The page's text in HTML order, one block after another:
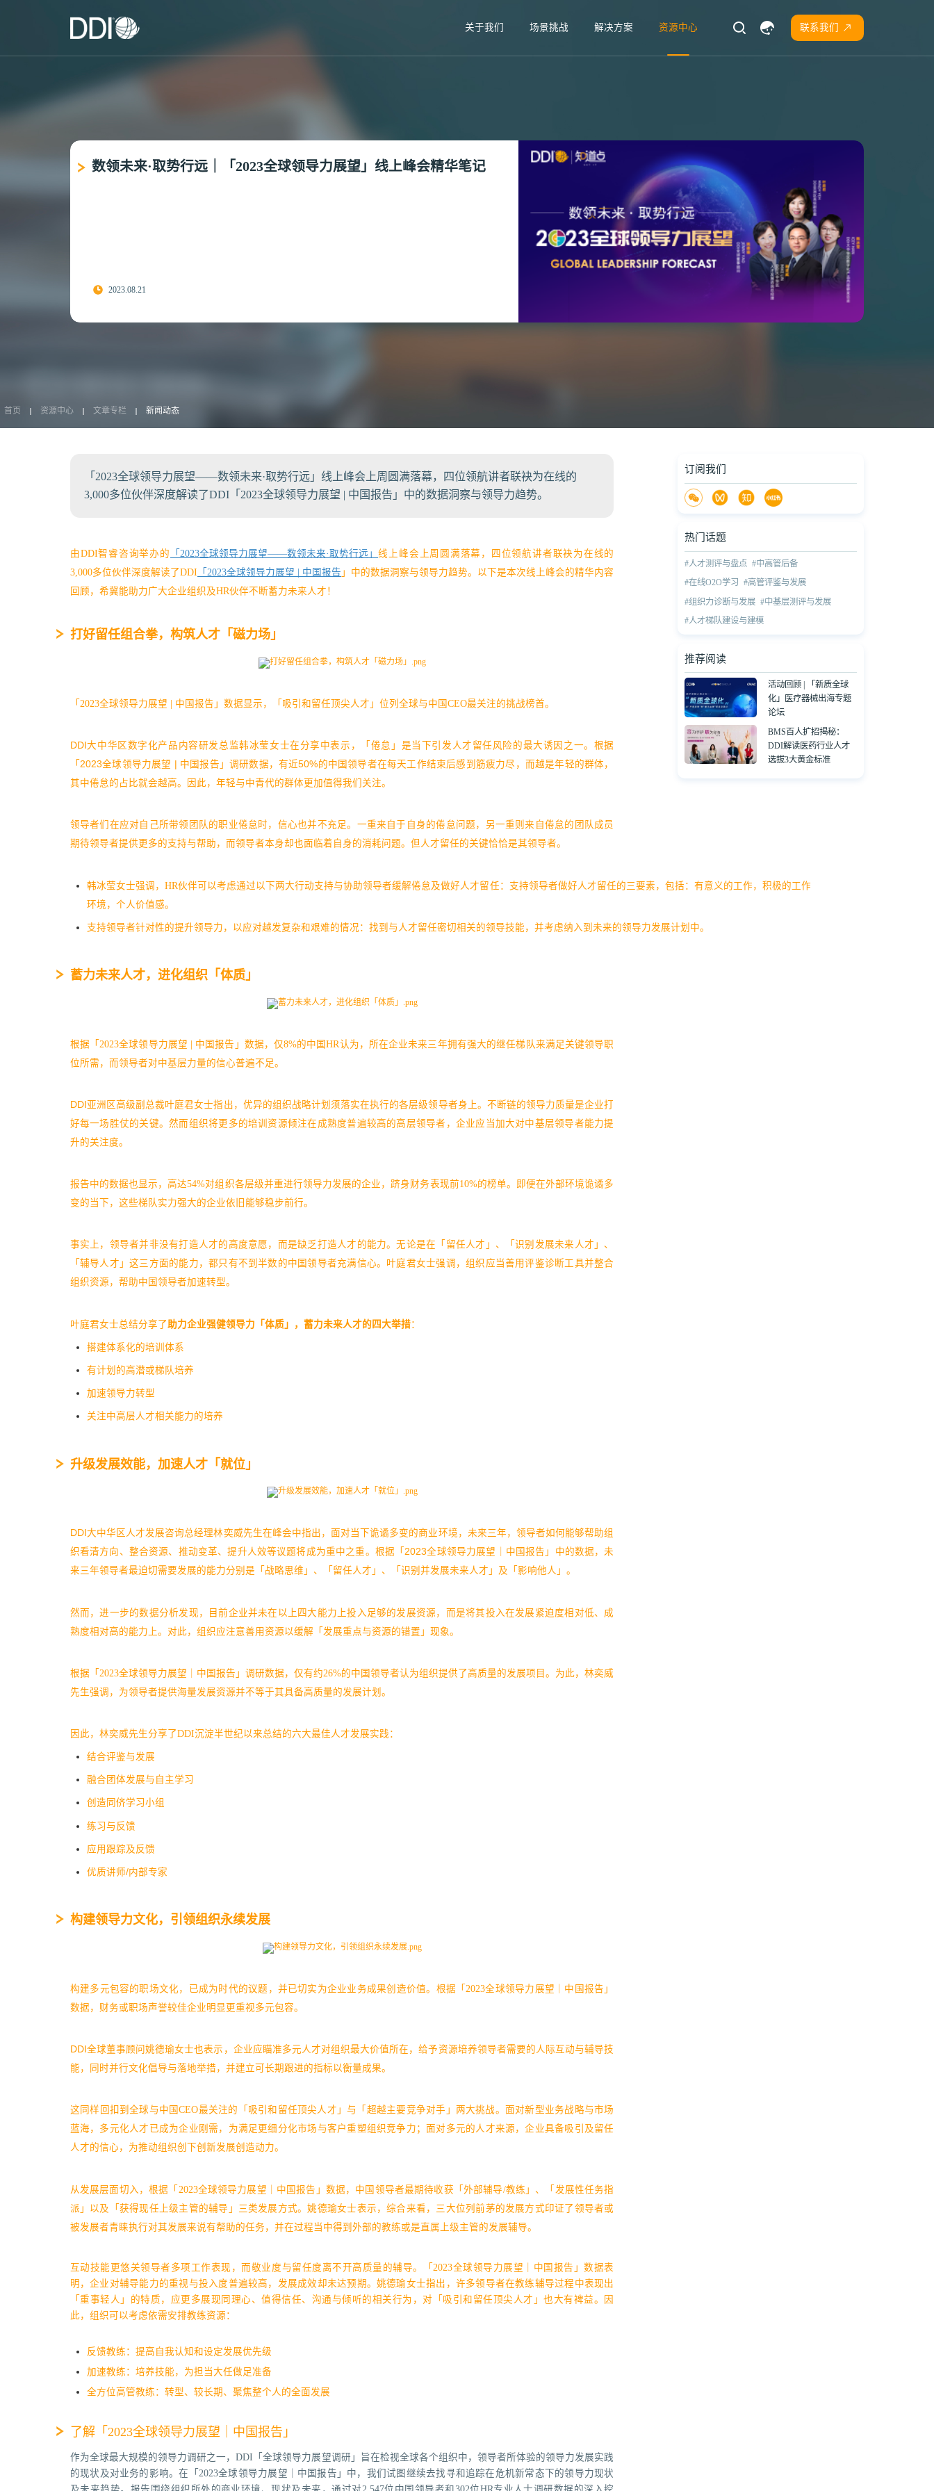
关于我们 场景挑战 解决方案 资源中心 联系我们
数领未来·取势行远｜「2023全球领导力展望」线上峰会精华笔记
2023.08.21
首页 资源中心 文章专栏 新闻动态
「2023全球领导力展望——数领未来·取势行远」线上峰会上周圆满落幕，四位领航讲者联袂为在线的
3,000多位伙伴深度解读了DDI「2023全球领导力展望 | 中国报告​」中的数据洞察与领导力趋势。
由DDI智睿咨询举办的 「2023全球领导力展望——数领未来·取势行远」 线上峰会上周圆满落幕，四位领航讲者联袂为在线的
3,000多位伙伴深度解读了DDI 「2023全球领导力展望 | 中国报告 」中的数据洞察与领导力趋势。以下是本次线上峰会的精华内容
回顾，希冀能助力广大企业组织及HR伙伴不断蓄力未来人才！
打好留任组合拳，构筑人才「磁力场」
「2023全球领导力展望 | 中国报告」数据显示，「吸引和留任顶尖人才」位列全球与中国CEO最关注的挑战榜首。
DDI大中华区数字化产品内容研发总监韩冰莹女士在分享中表示，「倦怠」是当下引发人才留任风险的最大诱因之一。根据
「2023全球领导力展望 | 中国报告」调研数据，有近50%的中国领导者在每天工作结束后感到筋疲力尽，而越是年轻的群体，
其中倦怠的占比就会越高。因此，年轻与中青代的群体更加值得我们关注。
领导者们在应对自己所带领团队的职业倦怠时，信心也并不充足。一重来自于自身的倦怠问题，另一重则来自倦怠的团队成员
期待领导者提供更多的支持与帮助，而领导者本身却也面临着自身的消耗问题。但人才留任的关键恰恰是其领导者。
韩冰莹女士强调，HR伙伴可以考虑通过以下两大行动支持与协助领导者缓解倦怠及做好人才留任： 支持领导者做好人才留任的三要素，包括：有意义的工作，积极的工作
环境，个人价值感。
支持领导者针对性的提升领导力，以应对越发复杂和艰难的情况：找到与人才留任密切相关的领导技能，并考虑纳入到未来的领导力发展计划中。
蓄力未来人才，进化组织「体质」
根据「2023全球领导力展望 | 中国报告」数据，仅8%的中国HR认为，所在企业未来三年拥有强大的继任梯队来满足关键领导职
位所需，而领导者对中基层力量的信心普遍不足。
DDI亚洲区高级副总裁叶庭君女士指出，优异的组织战略计划须落实在执行的各层级领导者身上。不断链的领导力质量是企业打
好每一场胜仗的关键。然而组织将更多的培训资源倾注在成熟度普遍较高的高层领导者，企业应当加大对中基层领导者能力提
升的关注度。
报告中的数据也显示，高达54%对组织各层级并重进行领导力发展的企业，跻身财务表现前10%的榜单。即便在外部环境诡谲多
变的当下，这些梯队实力强大的企业依旧能够稳步前行。
事实上，领导者并非没有打造人才的高度意愿，而是缺乏打造人才的能力。无论是在「留任人才」、「识别发展未来人才」、
「辅导人才」这三方面的能力，都只有不到半数的中国领导者充满信心。叶庭君女士强调，组织应当善用评鉴诊断工具并整合
组织资源，帮助中国领导者加速转型。
叶庭君女士总结分享了助力企业强健领导力「体质」，蓄力未来人才的四大举措：
搭建体系化的培训体系
有计划的高潜或梯队培养
加速领导力转型
关注中高层人才相关能力的培养
升级发展效能，加速人才「就位」
DDI大中华区人才发展咨询总经理林奕威先生在峰会中指出，面对当下诡谲多变的商业环境，未来三年，领导者如何能够帮助组
织看清方向、整合资源、推动变革、提升人效等议题将成为重中之重。根据「2023全球领导力展望｜中国报告」中的数据，未
来三年领导者最迫切需要发展的能力分别是「战略思维」、「留任人才」、「识别并发展未来人才」及「影响他人」。
然而，进一步的数据分析发现，目前企业并未在以上四大能力上投入足够的发展资源，而是将其投入在发展紧迫度相对低、成
熟度相对高的能力上。对此，组织应注意善用资源以缓解「发展重点与资源的错置」现象。
根据「2023全球领导力展望｜中国报告」调研数据，仅有约26%的中国领导者认为组织提供了高质量的发展项目。为此，林奕威
先生强调，为领导者提供海量发展资源并不等于其具备高质量的发展计划。
因此，林奕威先生分享了DDI沉淀半世纪以来总结的六大最佳人才发展实践：
结合评鉴与发展
融合团体发展与自主学习
创造同侪学习小组
练习与反馈
应用跟踪及反馈
优质讲师/内部专家
构建领导力文化，引领组织永续发展
构建多元包容的职场文化，已成为时代的议题，并已切实为企业业务成果创造价值。根据「2023全球领导力展望｜中国报告」
数据，财务或职场声誉较佳企业明显更重视多元包容。
DDI全球董事顾问姚德瑜女士也表示，企业应瞄准多元人才对组织最大价值所在，给予资源培养领导者需要的人际互动与辅导技
能，同时并行文化倡导与落地举措，并建立可长期跟进的指标以衡量成果。
这同样回扣到全球与中国CEO最关注的「吸引和留任顶尖人才」与「超越主要竞争对手」两大挑战。面对新型业务战略与市场
蓝海，多元化人才已成为企业刚需，为满足更细分化市场与客户重塑组织竞争力；面对多元的人才来源，企业具备吸引及留任
人才的信心，为推动组织创下创新发展创造动力。
从发展层面切入，根据「2023全球领导力展望｜中国报告」数据，中国领导者最期待收获「外部辅导/教练」、「发展性任务指
派」以及「获得现任上级主管的辅导」三类发展方式。姚德瑜女士表示，综合来看，三大位列前茅的发展方式印证了领导者或
被发展者青睐执行对其发展来说有帮助的任务，并在过程当中得到外部的教练或是直属上级主管的发展辅导。
互动技能更悠关领导者多项工作表现，而敬业度与留任度离不开高质量的辅导。「2023全球领导力展望｜中国报告」数据表
明，企业对辅导能力的重视与投入度普遍较高，发展成效却未达预期。姚德瑜女士指出，许多领导者在教练辅导过程中表现出
「重事轻人」的特质，应更多展现同理心、值得信任、沟通与倾听的相关行为，对「吸引和留任顶尖人才」也大有裨益。因
此，组织可以考虑依需安排教练资源：
反馈教练：提高自我认知和设定发展优先级
加速教练：培养技能，为担当大任做足准备
全方位高管教练：转型、较长期、聚焦整个人的全面发展
了解「2023全球领导力展望｜中国报告」
作为全球最大规模的领导力调研之一，DDI「全球领导力展望调研」旨在检视全球各个组织中，领导者所体验的领导力发展实践
的现状及对业务的影响。在「2023全球领导力展望｜中国报告」中，我们试图继续去找寻和追踪在危机新常态下的领导力现状
订阅我们
热门话题
#人才测评与盘点 #中高管后备
#在线O2O学习 #高管评鉴与发展
#组织力诊断与发展 #中基层测评与发展
#人才梯队建设与建模
推荐阅读
活动回顾 | 「新质全球
化」医疗器械出海专题
论坛
BMS百人扩招揭秘：
DDI解读医药行业人才
选拔3大黄金标准